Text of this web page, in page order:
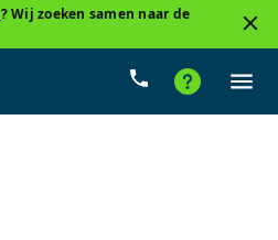
? Wij zoeken samen naar de